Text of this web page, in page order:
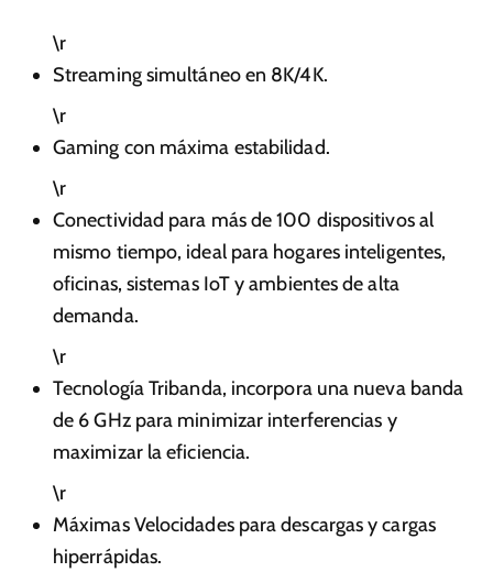
\r
Streaming simultáneo en 8K/4K.
\r
Gaming con máxima estabilidad.
\r
Conectividad para más de 100 dispositivos al
mismo tiempo, ideal para hogares inteligentes,
oficinas, sistemas IoT y ambientes de alta
demanda.
\r
Tecnología Tribanda, incorpora una nueva banda
de 6 GHz para minimizar interferencias y
maximizar la eficiencia.
\r
Máximas Velocidades para descargas y cargas
hiperrápidas.